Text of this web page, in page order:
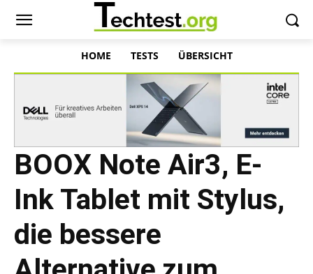
HOME TESTS ÜBERSICHT
BOOX Note Air3, E-
Ink Tablet mit Stylus,
die bessere